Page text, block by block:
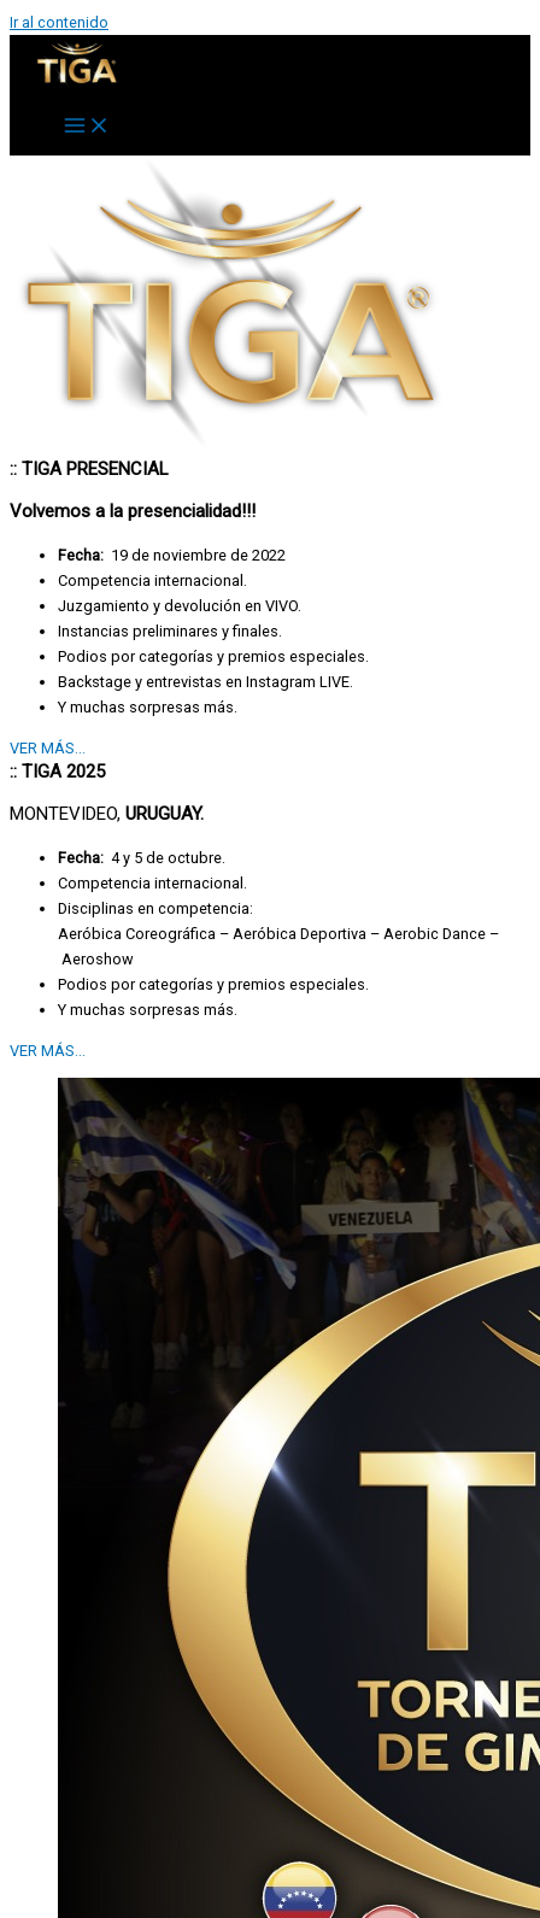
Ir al contenido
:: TIGA PRESENCIAL
Volvemos a la presencialidad!!!
Fecha: 19 de noviembre de 2022
Competencia internacional.
Juzgamiento y devolución en VIVO.
Instancias preliminares y finales.
Podios por categorías y premios especiales.
Backstage y entrevistas en Instagram LIVE.
Y muchas sorpresas más.
VER MÁS...
:: TIGA 2025
MONTEVIDEO, URUGUAY.
Fecha: 4 y 5 de octubre.
Competencia internacional.
Disciplinas en competencia:
Aeróbica Coreográfica – Aeróbica Deportiva – Aerobic Dance –
Aeroshow
Podios por categorías y premios especiales.
Y muchas sorpresas más.
VER MÁS...